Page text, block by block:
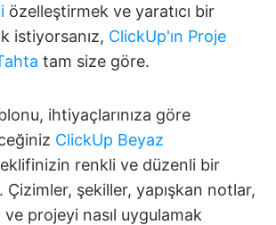
özelleştirmek ve yaratıcı bir
istiyorsanız, ClickUp'ın Proje
tam size göre.
ihtiyaçlarınıza göre
ClickUp Beyaz
renkli ve düzenli bir
Çizimler, şekiller, yapışkan notlar,
ve projeyi nasıl uygulamak